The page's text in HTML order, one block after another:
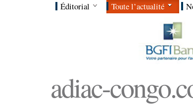
Éditorial Toute l’actualité
adiac-